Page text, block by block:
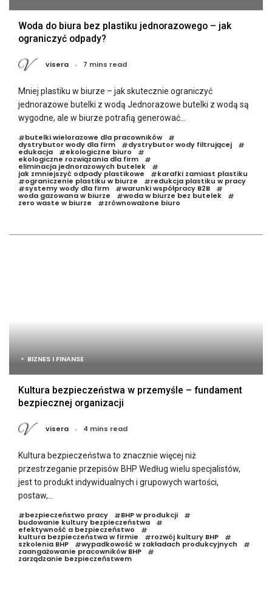
Woda do biura bez plastiku jednorazowego – jak
ograniczyć odpady?
visera 7 mins read
Mniej plastiku w biurze – jak skutecznie ograniczyć
jednorazowe butelki z wodą Jednorazowe butelki z wodą są
wygodne, ale w biurze potrafią generować...
#butelki wielorazowe dla pracowników #
dystrybutor wody dla firm #dystrybutor wody filtrującej #
edukacja #ekologiczne biuro #
ekologiczne rozwiązania dla firm #
eliminacja jednorazowych butelek #
jak zmniejszyć odpady plastikowe #karafki zamiast plastiku
#ograniczenie plastiku w biurze #redukcja plastiku w pracy
#systemy wody dla firm #warunki współpracy B2B #
woda gazowana w biurze #woda w biurze bez butelek #
zero waste w biurze #zrównoważone biuro
BIZNES I FINANSE
Kultura bezpieczeństwa w przemyśle – fundament
bezpiecznej organizacji
visera 4 mins read
Kultura bezpieczeństwa to znacznie więcej niż
przestrzeganie przepisów BHP Według wielu specjalistów,
jest to produkt indywidualnych i grupowych wartości,
postaw,...
#bezpieczeństwo pracy #BHP w produkcji #
budowanie kultury bezpieczeństwa #
efektywność a bezpieczeństwo #
kultura bezpieczeństwa w firmie #rozwój kultury BHP #
szkolenia BHP #wypadkowość w zakładach produkcyjnych #
zaangażowanie pracowników BHP #
zarządzanie bezpieczeństwem